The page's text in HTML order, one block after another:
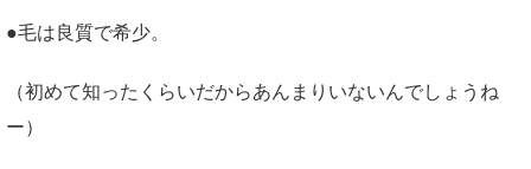
●毛は良質で希少。
（初めて知ったくらいだからあんまりいないんでしょうね
ー）